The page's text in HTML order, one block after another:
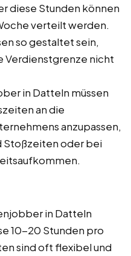
diese Stunden können
verteilt werden.
so gestaltet sein,
Verdienstgrenze nicht
in Datteln müssen
an die
anzupassen,
Stoßzeiten oder bei
in Datteln
10-20 Stunden pro
sind oft flexibel und